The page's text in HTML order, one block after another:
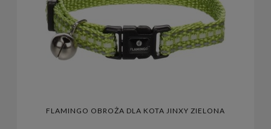
FLAMINGO OBROŻA DLA KOTA JINXY ZIELONA